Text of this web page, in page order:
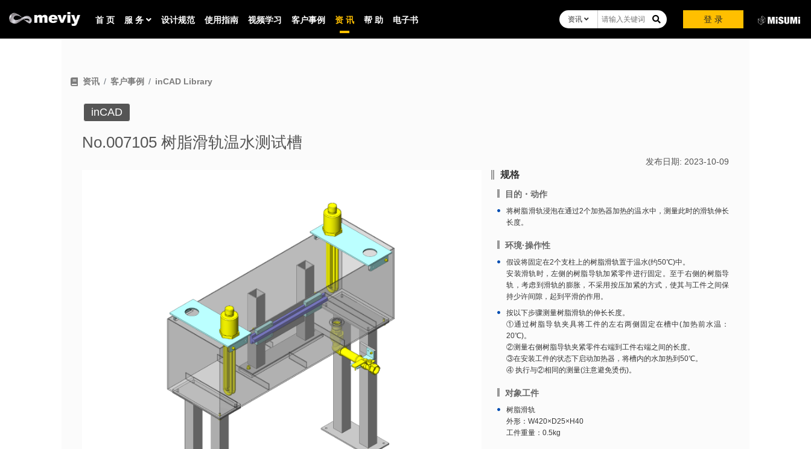
首 页 服 务 设计规范 使用指南 视频学习 客户事例 资 讯 帮 助 电子书 登 录
资讯
资讯 客户事例 inCAD Library
inCAD
No.007105 树脂滑轨温水测试槽
发布日期: 2023-10-09
规格
目的・动作
将树脂滑轨浸泡在通过2个加热器加热的温水中，测量此时的滑轨伸长
长度。
环境·操作性
假设将固定在2个支柱上的树脂滑轨置于温水(约50℃)中。
安装滑轨时，左侧的树脂导轨加紧零件进行固定。至于右侧的树脂导
轨，考虑到滑轨的膨胀，不采用按压加紧的方式，使其与工件之间保
持少许间隙，起到平滑的作用。
按以下步骤测量树脂滑轨的伸长长度。
①通过树脂导轨夹具将工件的左右两侧固定在槽中(加热前水温：
20℃)。
②测量右侧树脂导轨夹紧零件右端到工件右端之间的长度。
③在安装工件的状态下启动加热器，将槽内的水加热到50℃。
④ 执行与②相同的测量(注意避免烫伤)。
对象工件
树脂滑轨
外形：W420×D25×H40
工件重量：0.5kg